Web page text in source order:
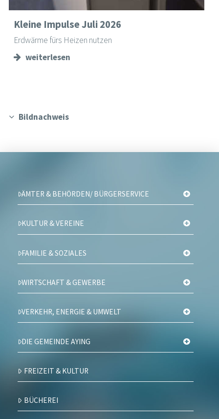
Kleine Impulse Juli 2026
Erdwärme fürs Heizen nutzen
weiterlesen
Bildnachweis
ÄMTER & BEHÖRDEN/ BÜRGERSERVICE
KULTUR & VEREINE
FAMILIE & SOZIALES
WIRTSCHAFT & GEWERBE
VERKEHR, ENERGIE & UMWELT
DIE GEMEINDE AYING
FREIZEIT & KULTUR
BÜCHEREI